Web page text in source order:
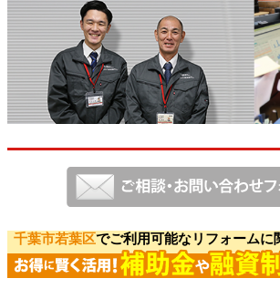
千葉市若葉区でご利用可能なリフォームに